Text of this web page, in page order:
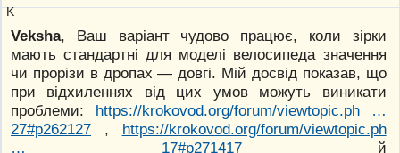
Veksha, Ваш варіант чудово працює, коли зірки
мають стандартні для моделі велосипеда значення
чи прорізи в дропах — довгі. Мій досвід показав, що
при відхиленнях від цих умов можуть виникати
проблеми: https://krokovod.org/forum/viewtopic.ph …
27#p262127 , https://krokovod.org/forum/viewtopic.ph
… 17#p271417й